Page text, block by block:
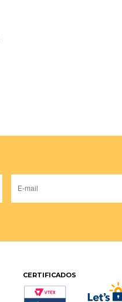
CERTIFICADOS